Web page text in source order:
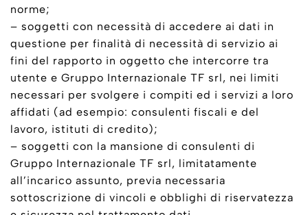
norme;
– soggetti con necessità di accedere ai dati in
questione per finalità di necessità di servizio ai
fini del rapporto in oggetto che intercorre tra
utente e Gruppo Internazionale TF srl, nei limiti
necessari per svolgere i compiti ed i servizi a loro
affidati (ad esempio: consulenti fiscali e del
lavoro, istituti di credito);
– soggetti con la mansione di consulenti di
Gruppo Internazionale TF srl, limitatamente
all’incarico assunto, previa necessaria
sottoscrizione di vincoli e obblighi di riservatezza